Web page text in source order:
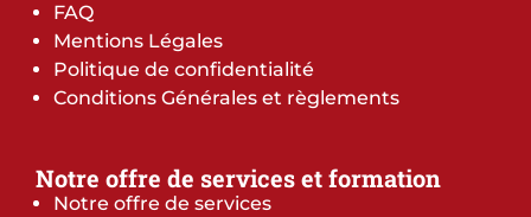
FAQ
Mentions Légales
Politique de confidentialité
Conditions Générales et règlements
Notre offre de services et formation
Notre offre de services